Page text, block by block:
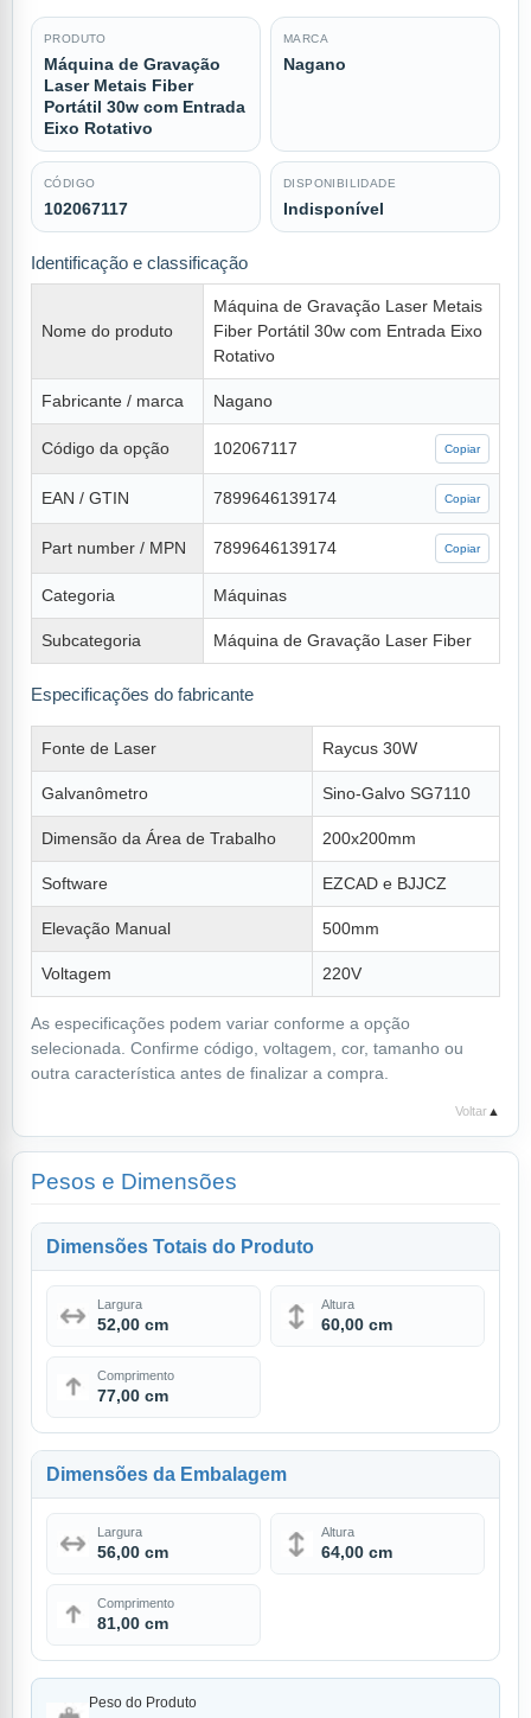
PRODUTO
Máquina de Gravação
Laser Metais Fiber
Portátil 30w com Entrada
Eixo Rotativo
MARCA
Nagano
CÓDIGO
102067117
DISPONIBILIDADE
Indisponível
Identificação e classificação
Nome do produto
Máquina de Gravação Laser Metais
Fiber Portátil 30w com Entrada Eixo
Rotativo
Fabricante / marca Nagano
Código da opção 102067117 Copiar
EAN / GTIN 7899646139174 Copiar
Part number / MPN 7899646139174 Copiar
Categoria Máquinas
Subcategoria Máquina de Gravação Laser Fiber
Especificações do fabricante
Fonte de Laser Raycus 30W
Galvanômetro Sino-Galvo SG7110
Dimensão da Área de Trabalho 200x200mm
Software EZCAD e BJJCZ
Elevação Manual 500mm
Voltagem 220V
As especificações podem variar conforme a opção
selecionada. Confirme código, voltagem, cor, tamanho ou
outra característica antes de finalizar a compra.
Voltar ▲
Pesos e Dimensões
Dimensões Totais do Produto
Largura
52,00 cm
Altura
60,00 cm
Comprimento
77,00 cm
Dimensões da Embalagem
Largura
56,00 cm
Altura
64,00 cm
Comprimento
81,00 cm
Peso do Produto